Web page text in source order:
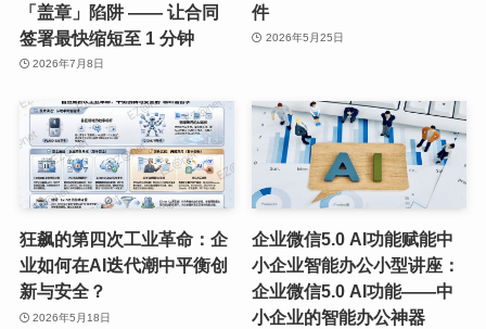
「盖章」陷阱 —— 让合同
签署最快缩短至 1 分钟
2026年7月8日
件
2026年5月25日
狂飙的第四次工业革命：企
业如何在AI迭代潮中平衡创
新与安全？
2026年5月18日
企业微信5.0 AI功能赋能中
小企业智能办公小型讲座：
企业微信5.0 AI功能——中
小企业的智能办公神器